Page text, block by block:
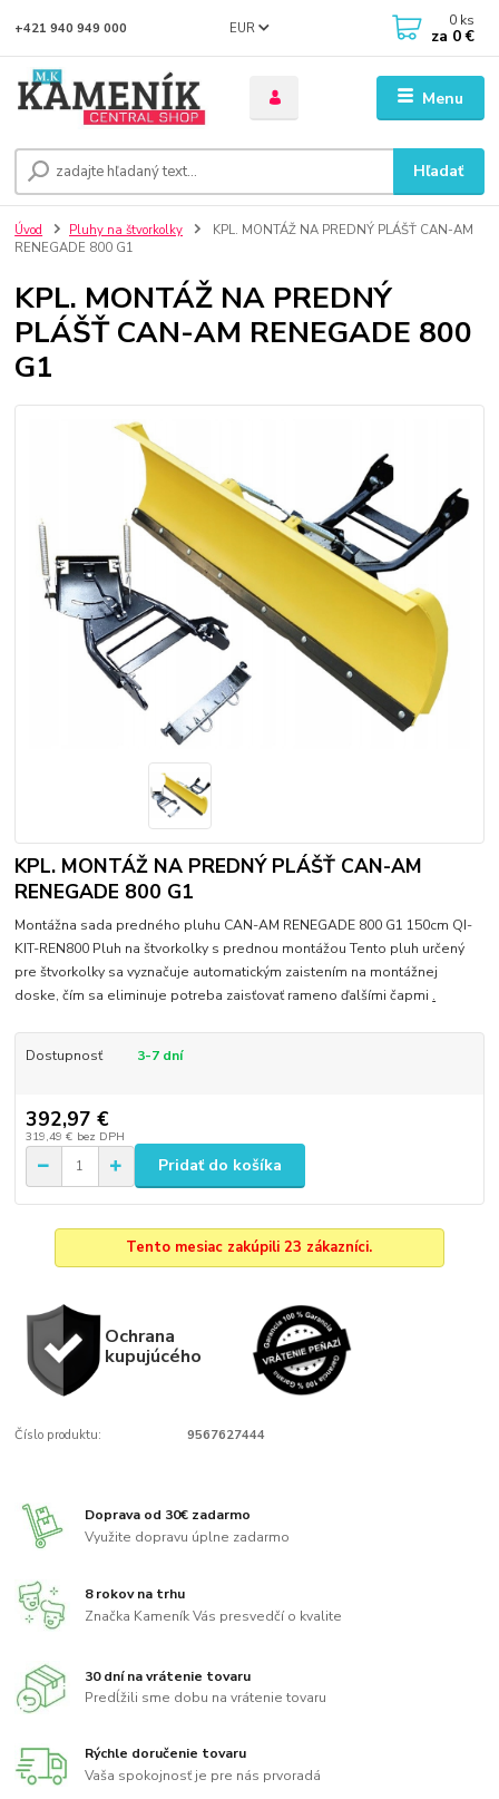
Menu
EUR
Hľadať
+421 940 949 000 0 ks
za 0 €
Úvod Pluhy na štvorkolky
KPL. MONTÁŽ NA PREDNÝ PLÁŠŤ CAN-AM
RENEGADE 800 G1
KPL. MONTÁŽ NA PREDNÝ
PLÁŠŤ CAN-AM RENEGADE 800
G1
KPL. MONTÁŽ NA PREDNÝ PLÁŠŤ CAN-AM
RENEGADE 800 G1
Montážna sada predného pluhu CAN-AM RENEGADE 800 G1 150cm QI-
KIT-REN800 Pluh na štvorkolky s prednou montážou Tento pluh určený
pre štvorkolky sa vyznačuje automatickým zaistením na montážnej
doske, čím sa eliminuje potreba zaisťovať rameno ďalšími čapmi .
Dostupnosť 3-7 dní
392,97 €
319,49 € bez DPH
Pridať do košíka
Tento mesiac zakúpili 23 zákazníci.
Ochrana
kupujúcého
Číslo produktu: 9567627444
Doprava od 30€ zadarmo
Využite dopravu úplne zadarmo
8 rokov na trhu
Značka Kameník Vás presvedčí o kvalite
30 dní na vrátenie tovaru
Predĺžili sme dobu na vrátenie tovaru
Rýchle doručenie tovaru
Vaša spokojnosť je pre nás prvoradá